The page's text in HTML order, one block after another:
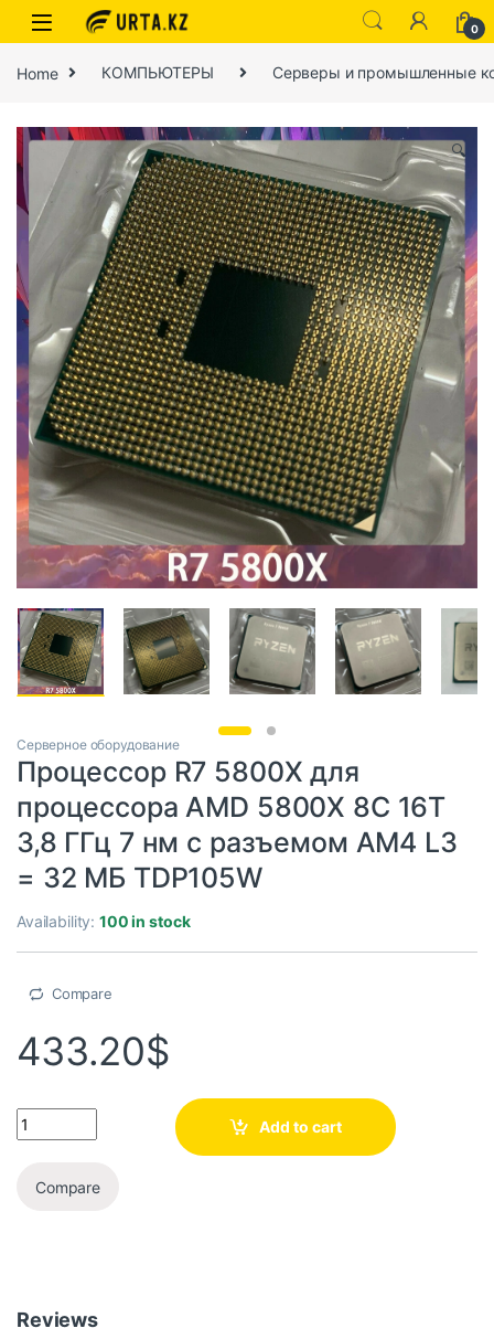
0
Home КОМПЬЮТЕРЫ Серверы и промышленные
🔍
Серверное оборудование
Процессор R7 5800X для
процессора AMD 5800X 8C 16T
3,8 ГГц 7 нм с разъемом AM4 L3
= 32 МБ TDP105W
Availability:100 in stock
Compare
433.20$
Add to cart
Compare
Reviews